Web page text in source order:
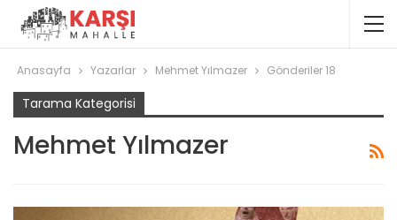
Anasayfa Yazarlar Mehmet Yılmazer Gönderiler 18
Tarama Kategorisi
Mehmet Yılmazer